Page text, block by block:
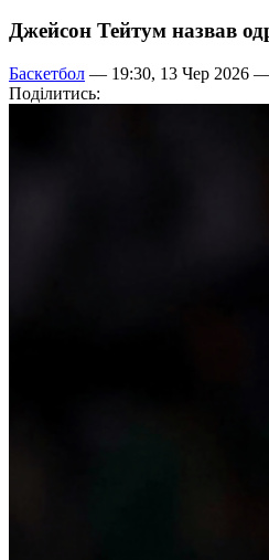
Джейсон Тейтум назвав
Баскетбол — 19:30, 13 Чер 2026
Поділитись: